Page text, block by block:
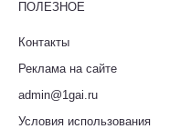
ПОЛЕЗНОЕ
Контакты
Реклама на сайте
admin@1gai.ru
Условия использования